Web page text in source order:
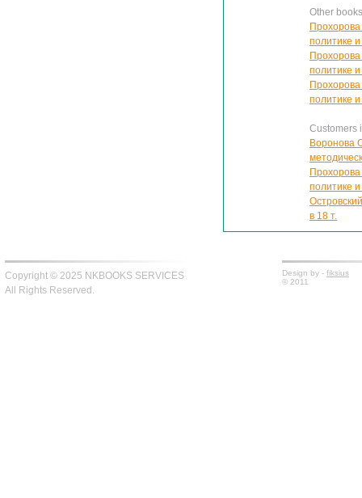
Other
политике
политике
политике
Customers
Воронова
политике
в 18 т.
Copyright © 2025 NKBOOKS SERVICES
All Rights Reserved.
Design by - fiksius
© 2011